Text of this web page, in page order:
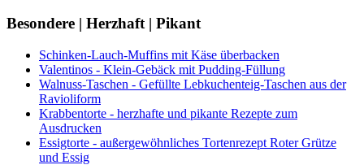
Besondere | Herzhaft | Pikant
Schinken-Lauch-Muffins mit Käse überbacken
Valentinos - Klein-Gebäck mit Pudding-Füllung
Walnuss-Taschen - Gefüllte Lebkuchenteig-Taschen aus der
Ravioliform
Krabbentorte - herzhafte und pikante Rezepte zum
Ausdrucken
Essigtorte - außergewöhnliches Tortenrezept Roter Grütze
und Essig